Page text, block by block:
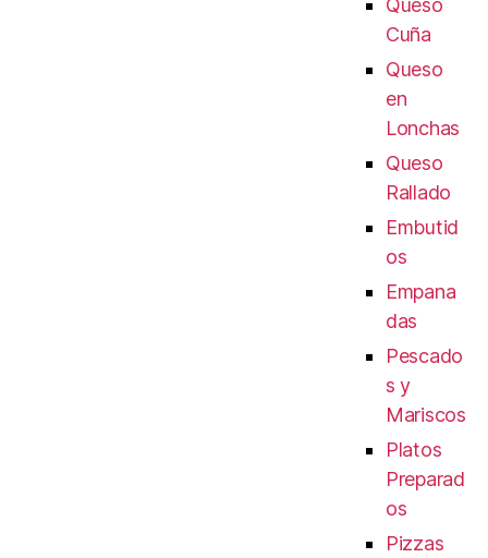
Queso
Cuña
Queso
en
Lonchas
Queso
Rallado
Embutid
os
Empana
das
Pescado
s y
Mariscos
Platos
Preparad
os
Pizzas